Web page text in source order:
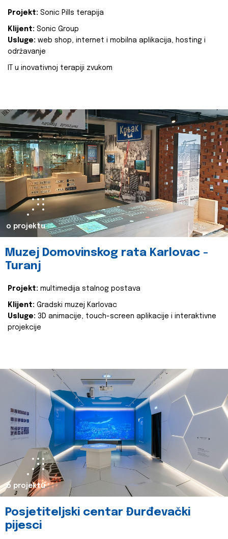
Projekt: Sonic Pills terapija
Klijent: Sonic Group
Usluge: web shop, internet i mobilna aplikacija, hosting i
održavanje
IT u inovativnoj terapiji zvukom
o projektu
Muzej Domovinskog rata Karlovac -
Turanj
Projekt: multimedija stalnog postava
Klijent: Gradski muzej Karlovac
Usluge: 3D animacije, touch-screen aplikacije i interaktivne
projekcije
o projektu
Posjetiteljski centar Đurđevački
pijesci